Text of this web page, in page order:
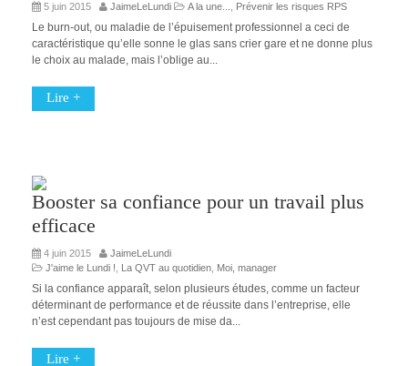
5 juin 2015 JaimeLeLundi A la une... Prévenir les risques RPS
Le burn-out, ou maladie de l’épuisement professionnel a ceci de
caractéristique qu’elle sonne le glas sans crier gare et ne donne plus
le choix au malade, mais l’oblige au...
Lire +
Booster sa confiance pour un travail plus
efficace
4 juin 2015
JaimeLeLundi
J'aime le Lundi !
La QVT au quotidien, Moi, manager
Si la confiance apparaît, selon plusieurs études, comme un facteur
déterminant de performance et de réussite dans l’entreprise, elle
n’est cependant pas toujours de mise da...
Lire +